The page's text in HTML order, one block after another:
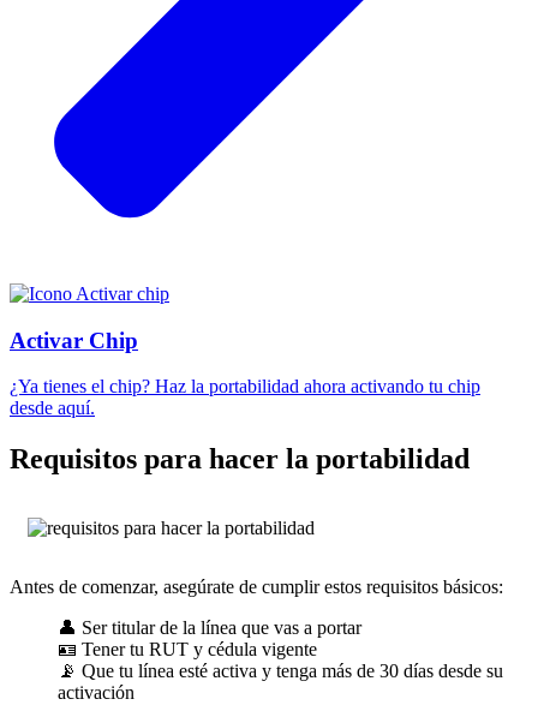
Activar Chip
¿Ya tienes el chip? Haz la portabilidad ahora activando tu chip
desde aquí.
Requisitos para hacer la portabilidad
Antes de comenzar, asegúrate de cumplir estos requisitos básicos:
👤 Ser titular de la línea que vas a portar
🪪 Tener tu RUT y cédula vigente
📡 Que tu línea esté activa y tenga más de 30 días desde su
activación